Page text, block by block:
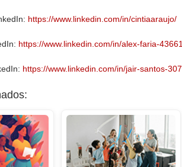
https://www.linkedin.com/in/cintiaaraujo/
https://www.linkedin.com/in/alex-faria-
https://www.linkedin.com/in/jair-santos-